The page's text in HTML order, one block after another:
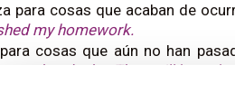
para cosas que acaban de
my homework.
cosas que aún no han
a headache. They still haven’t
algo que esperaríamos que